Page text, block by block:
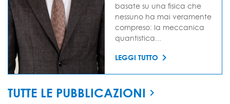
basate su una fisica che
nessuno ha mai veramente
compreso: la meccanica
quantistica...
LEGGI TUTTO
TUTTE LE PUBBLICAZIONI